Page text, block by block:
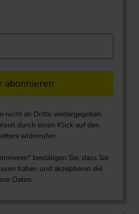
nicht an Dritte weitergegeben.
durch einen Klick auf den
widerrufen.
bestätigen Sie, dass Sie
haben und akzeptieren die
Daten.